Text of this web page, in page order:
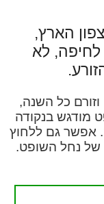
הארץ,
לחיפה, לא
וזורם כל השנה,
מודגש בנקודה
אפשר גם ללחוץ
של נחל השופט.